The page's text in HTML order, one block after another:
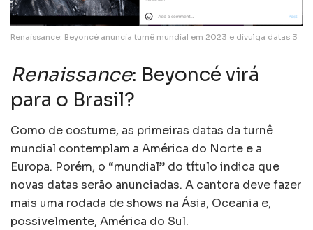
Renaissance: Beyoncé anuncia turnê mundial em 2023 e divulga datas 3
Renaissance: Beyoncé virá
para o Brasil?
Como de costume, as primeiras datas da turnê
mundial contemplam a América do Norte e a
Europa. Porém, o “mundial” do título indica que
novas datas serão anunciadas. A cantora deve fazer
mais uma rodada de shows na Ásia, Oceania e,
possivelmente, América do Sul.